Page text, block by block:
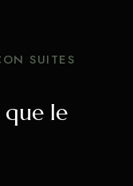
SUITES
que le